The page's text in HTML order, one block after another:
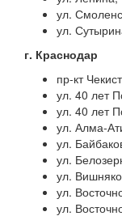
ул.
ул.
г. Краснодар
пр-кт
ул. 40 лет
ул. 40 лет
ул. Алма-
ул.
ул.
ул.
ул.
ул.